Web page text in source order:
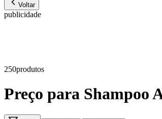
Voltar
publicidade
250produtos
Preço para Shampoo